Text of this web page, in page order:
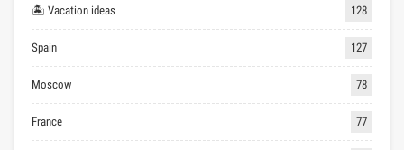
🏝 Vacation ideas 128
Spain 127
Moscow 78
France 77